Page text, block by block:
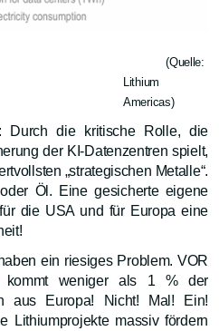
(Quelle:
Lithium
Americas)
Durch die kritische Rolle, die
der KI-Datenzentren spielt,
„strategischen Metalle“.
Öl. Eine gesicherte eigene
die USA und für Europa eine
ein riesiges Problem. VOR
kommt weniger als 1 % der
aus Europa! Nicht! Mal! Ein!
Lithiumprojekte massiv fördern